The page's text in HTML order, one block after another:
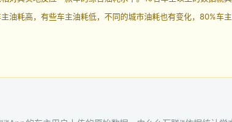
油耗高，有些车主油耗低，不同的城市油耗也有变化，80%车